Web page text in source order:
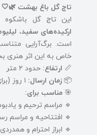
تاج گل باغ بهشت 🌿🤍
این تاج گل باشکوه
ارکیده‌های سفید،
است. برگ‌آرایی
خاص به این اثر هنری
📏 ارتفاع: حدود ۲ متر
📦 زمان ارسال:
🎯 مناسب برای:
🔹 مراسم ترحیم و
🔹 افتتاحیه و مراسم
🔹 ابراز احترام و